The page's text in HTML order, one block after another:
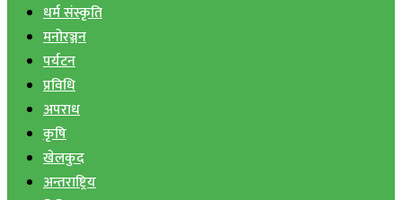
धर्म संस्कृति
मनोरञ्जन
पर्यटन
प्रविधि
अपराध
कृषि
खेलकुद
अन्तराष्ट्रिय